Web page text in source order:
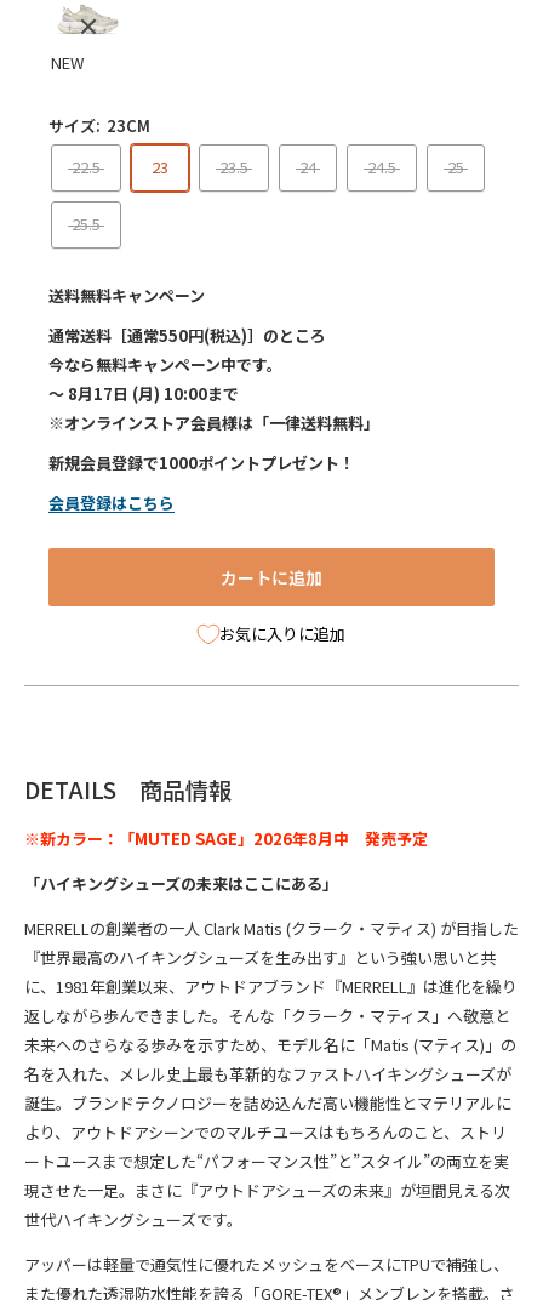
NEW
サイズ: 23CM
22.5
23 23.5 24 24.5 25
25.5
送料無料キャンペーン
通常送料［通常550円(税込)］のところ
今なら無料キャンペーン中です。
～ 8月17日 (月) 10:00まで
※オンラインストア会員様は「一律送料無料」
新規会員登録で1000ポイントプレゼント！
会員登録はこちら
カートに追加
お気に入りに追加
DETAILS 商品情報
※新カラー：「MUTED SAGE」2026年8月中 発売予定
「ハイキングシューズの未来はここにある」
MERRELLの創業者の一人 Clark Matis (クラーク・マティス) が目指した
『世界最高のハイキングシューズを生み出す』という強い思いと共
に、1981年創業以来、アウトドアブランド『MERRELL』は進化を繰り
返しながら歩んできました。そんな「クラーク・マティス」へ敬意と
未来へのさらなる歩みを示すため、モデル名に「Matis (マティス)」の
名を入れた、メレル史上最も革新的なファストハイキングシューズが
誕生。ブランドテクノロジーを詰め込んだ高い機能性とマテリアルに
より、アウトドアシーンでのマルチユースはもちろんのこと、ストリ
ートユースまで想定した“パフォーマンス性”と”スタイル”の両立を実
現させた一足。まさに『アウトドアシューズの未来』が垣間見える次
世代ハイキングシューズです。
アッパーは軽量で通気性に優れたメッシュをベースにTPUで補強し、
また優れた透湿防水性能を誇る「GORE-TEX®」メンブレンを搭載。さ